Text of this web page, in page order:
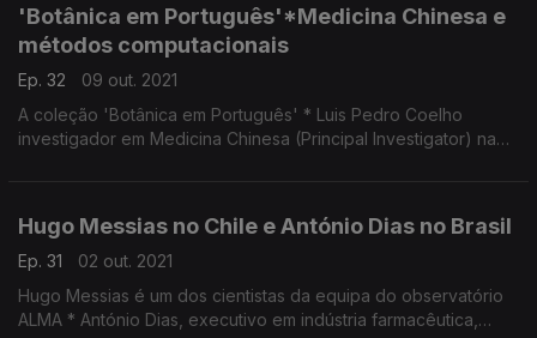
'Botânica em Português'*Medicina Chinesa e
métodos computacionais
Ep. 32
09 out. 2021
A coleção 'Botânica em Português' * Luis Pedro Coelho
investigador em Medicina Chinesa (Principal Investigator) na
Hugo Messias no Chile e António Dias no Brasil
Ep. 31
02 out. 2021
Hugo Messias é um dos cientistas da equipa do observatório
ALMA * António Dias, executivo em indústria farmacêutica,